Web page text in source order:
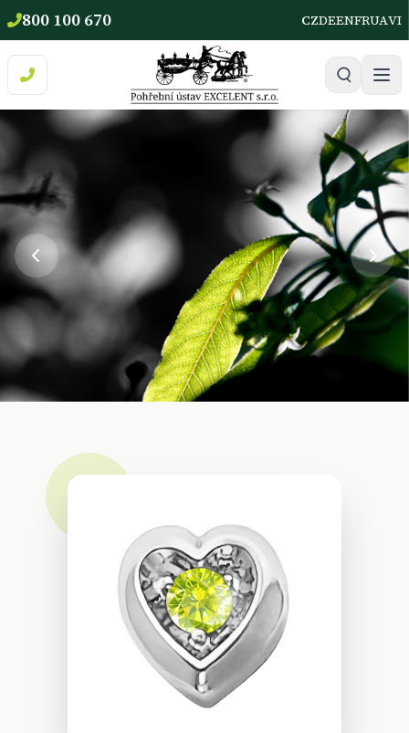
800 100 670 CZDEENFRUAVI
Pohřební služba Sokolov, Cheb a Karlovarský kraj | Pohřební
lidským dotekem.
Jsme tu pro Vás v nejtěžších chvílích života.
NONSTOP 800 100 670